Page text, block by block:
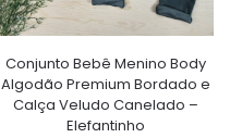
Conjunto Bebê Menino Body
Algodão Premium Bordado e
Calça Veludo Canelado –
Elefantinho